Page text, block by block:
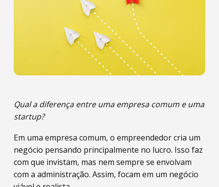
Qual a diferença entre uma empresa comum e uma
startup?
Em uma empresa comum, o empreendedor cria um
negócio pensando principalmente no lucro. Isso faz
com que invistam, mas nem sempre se envolvam
com a administração. Assim, focam em um negócio